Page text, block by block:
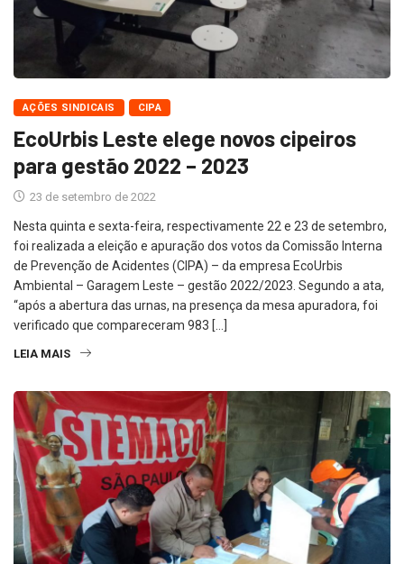
AÇÕES SINDICAIS CIPA
EcoUrbis Leste elege novos cipeiros
para gestão 2022 – 2023
23 de setembro de 2022
Nesta quinta e sexta-feira, respectivamente 22 e 23 de setembro,
foi realizada a eleição e apuração dos votos da Comissão Interna
de Prevenção de Acidentes (CIPA) – da empresa EcoUrbis
Ambiental – Garagem Leste – gestão 2022/2023. Segundo a ata,
“após a abertura das urnas, na presença da mesa apuradora, foi
verificado que compareceram 983 […]
LEIA MAIS